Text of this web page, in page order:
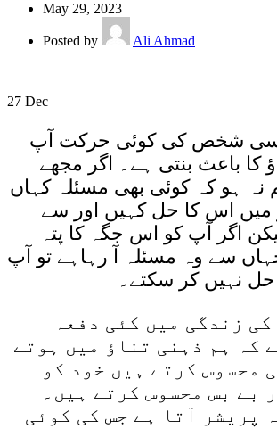
May 29, 2023
Posted by Ali Ahmad
27 Dec
شخص کی کوئی حرکت آپ
کا باعث بنتی ہے۔ اگر مجھے
نہ ہو کہ کوئی بھی مسئلہ کہاں
میں اس کا حل کہیں اور سے
اگر آپ کو اس جگہ کا پتہ
سے وہ مسئلہ آ رہاہے تو آپ
نہیں کر سکتے۔
زندگی میں کئی دفعہ
کہ ہم ذہنی تناؤ میں ہوتے
محسوس کرتے ہیں خود کو
بے بس محسوس کرتے ہیں۔
پریشر آتا ہے جس کی کوئی